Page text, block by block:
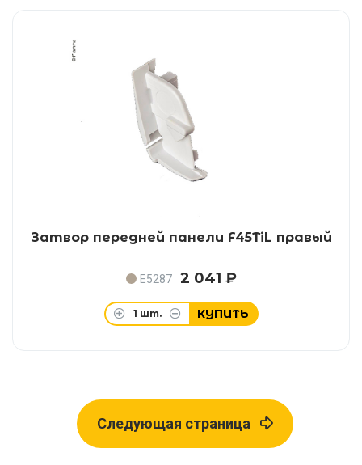
Затвор передней панели F45TiL правый
E5287 2 041 ₽
1 шт. КУПИТЬ
Следующая страница